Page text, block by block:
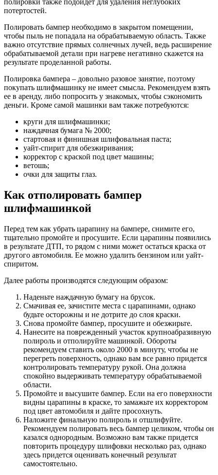
полировки также подойдет для удаления неглубоких
потертостей.
Полировать бампер необходимо в закрытом помещении,
чтобы пыль не попадала на обрабатываемую область. Также
важно отсутствие прямых солнечных лучей, ведь расширение
обрабатываемой детали при нагреве негативно скажется на
результате проделанной работы.
Полировка бампера – довольно разовое занятие, поэтому
покупать шлифмашинку не имеет смысла. Рекомендуем взять
ее в аренду, либо попросить у знакомых, чтобы сэкономить
деньги. Кроме самой машинки вам также потребуются:
круги для шлифмашинки;
наждачная бумага № 2000;
стартовая и финишная шлифовальная паста;
уайт-спирит для обезжиривания;
корректор с краской под цвет машины;
ветошь;
очки для защиты глаз.
Как отполировать бампер
шлифмашинкой
Перед тем как убрать царапину на бампере, снимите его,
тщательно промойте и просушите. Если царапины появились
в результате ДТП, то рядом с ними может остаться краска от
другого автомобиля. Ее можно удалить бензином или уайт-
спиритом.
Далее работы производятся следующим образом:
Наденьте наждачную бумагу на брусок.
Смачивая ее, зачистите места с царапинами, однако
будьте осторожны и не дотрите до слоя краски.
Снова промойте бампер, просушите и обезжирьте.
Нанесите на поврежденный участок крупноабразивную
полироль и отполируйте машинкой. Обороты
рекомендуем ставить около 2000 в минуту, чтобы не
перегреть поверхность, однако вам все равно придется
контролировать температуру рукой. Она должна
спокойно выдерживать температуру обрабатываемой
области.
Промойте и высушите бампер. Если на его поверхности
видны царапины в краске, то замажьте их корректором
под цвет автомобиля и дайте просохнуть.
Наложите финальную полироль и отшлифуйте.
Рекомендуем полировать весь бампер целиком, чтобы он
казался однородным. Возможно вам также придется
повторить процедуру шлифовки несколько раз, однако
здесь придется оценивать конечный результат
самостоятельно.